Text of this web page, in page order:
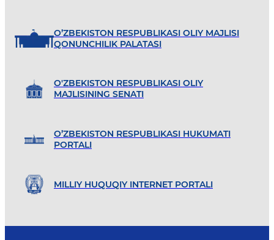
O’ZBEKISTON RESPUBLIKASI OLIY MAJLISI
QONUNCHILIK PALATASI
O'ZBEKISTON RESPUBLIKASI OLIY
MAJLISINING SENATI
O’ZBEKISTON RESPUBLIKASI HUKUMATI
PORTALI
MILLIY HUQUQIY INTERNET PORTALI